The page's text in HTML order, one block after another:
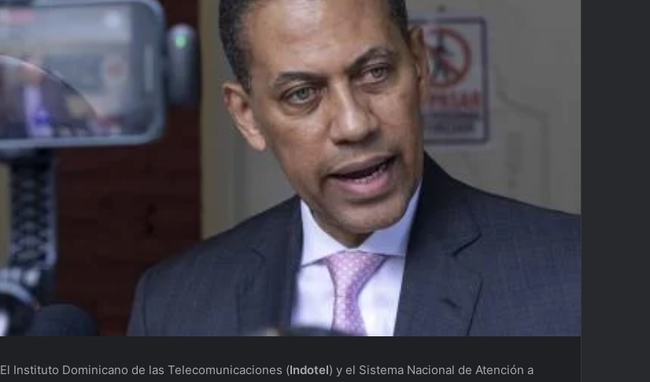
El Instituto Dominicano de las Telecomunicaciones (Indotel) y el Sistema Nacional de Atención a